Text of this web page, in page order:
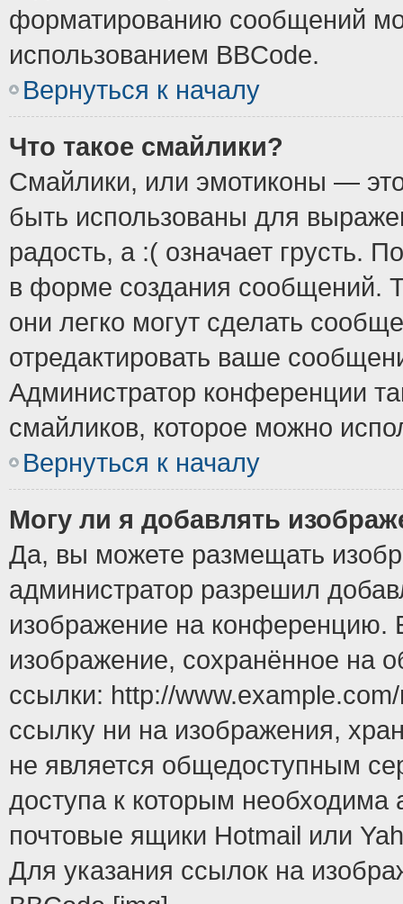
форматированию сообщений
использованием BBCode.
Вернуться к началу
Что такое смайлики?
Смайлики, или эмотиконы —
быть использованы для
радость, а :( означает грусть.
в форме создания сообщений.
они легко могут сделать
отредактировать ваше
Администратор конференции
смайликов, которое можно
Вернуться к началу
Могу ли я добавлять
Да, вы можете размещать
администратор разрешил
изображение на конференцию.
изображение, сохранённое на
ссылки: http://
ссылку ни на изображения,
не является общедоступным
доступа к которым
почтовые ящики Hotmail или
Для указания ссылок на